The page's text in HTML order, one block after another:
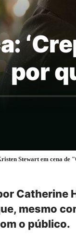
por
Stewart em cena
Catherine
mesmo
o público.